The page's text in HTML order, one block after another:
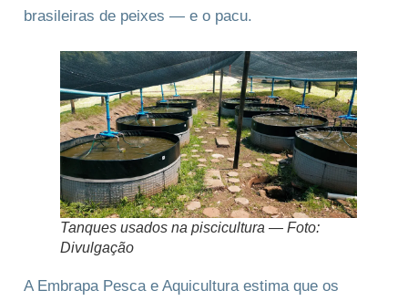
brasileiras de peixes — e o pacu.
Tanques usados na piscicultura — Foto:
Divulgação
A Embrapa Pesca e Aquicultura estima que os